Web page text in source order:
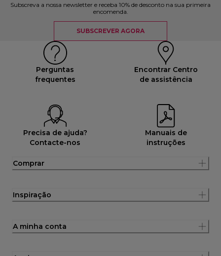
Subscreva a nossa newsletter e receba 10% de desconto na sua primeira
encomenda.
SUBSCREVER AGORA
Perguntas
frequentes
Encontrar Centro
de assistência
Precisa de ajuda?
Contacte-nos
Manuais de
instruções
Comprar
Inspiração
A minha conta